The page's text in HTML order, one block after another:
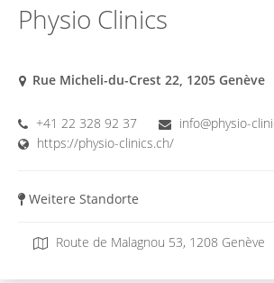
Physio Clinics
Rue Micheli-du-Crest 22, 1205 Genève
+41 22 328 92 37
info@physio-
https://physio-clinics.ch/
Weitere Standorte
Route de Malagnou 53, 1208 Genève